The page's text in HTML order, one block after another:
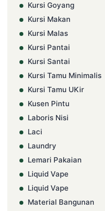
Kursi Goyang
Kursi Makan
Kursi Malas
Kursi Pantai
Kursi Santai
Kursi Tamu Minimalis
Kursi Tamu UKir
Kusen Pintu
Laboris Nisi
Laci
Laundry
Lemari Pakaian
Liquid Vape
Liquid Vape
Material Bangunan